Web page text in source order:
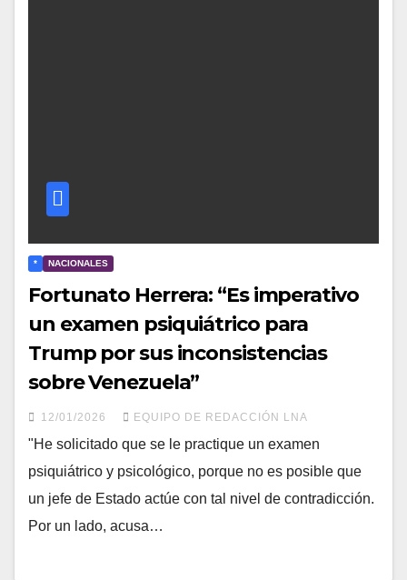
* NACIONALES
Fortunato Herrera: “Es imperativo
un examen psiquiátrico para
Trump por sus inconsistencias
sobre Venezuela”
12/01/2026 EQUIPO DE REDACCIÓN LNA
"He solicitado que se le practique un examen
psiquiátrico y psicológico, porque no es posible que
un jefe de Estado actúe con tal nivel de contradicción.
Por un lado, acusa…